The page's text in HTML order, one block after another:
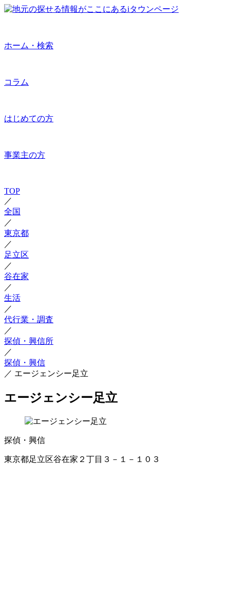
ホーム・検索
コラム
はじめての方
事業主の方
TOP
／
全国
／
東京都
／
足立区
／
谷在家
／
生活
／
代行業・調査
／
探偵・興信所
／
探偵・興信
／ エージェンシー足立
エージェンシー足立
探偵・興信
東京都足立区谷在家２丁目３－１－１０３